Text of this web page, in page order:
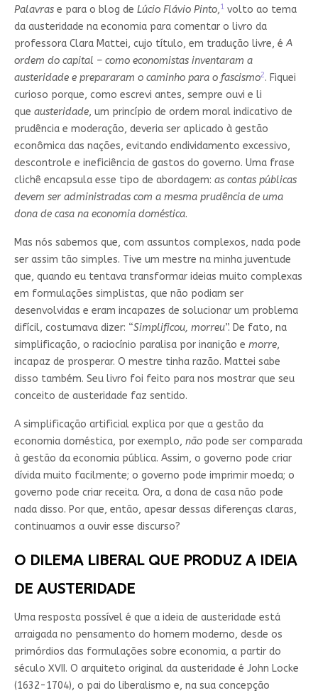
Palavrase para o blog de Lúcio Flávio Pinto,1volto ao tema
da austeridade na economia para comentar o livro da
professora Clara Mattei, cujo título, em tradução livre, éA
ordem do capital – como economistas inventaram a
austeridade e prepararam o caminho para o fascismo2. Fiquei
curioso porque, como escrevi antes, sempre ouvi e li
que austeridade, um princípio de ordem moral indicativo de
prudência e moderação, deveria ser aplicado à gestão
econômica das nações, evitando endividamento excessivo,
descontrole e ineficiência de gastos do governo. Uma frase
clichê encapsula esse tipo de abordagem: as contas públicas
devem ser administradas com a mesma prudência de uma
dona de casa na economia doméstica.
Mas nós sabemos que, com assuntos complexos, nada pode
ser assim tão simples. Tive um mestre na minha juventude
que, quando eu tentava transformar ideias muito complexas
em formulações simplistas, que não podiam ser
desenvolvidas e eram incapazes de solucionar um problema
difícil, costumava dizer: “Simplificou, morreu”. De fato, na
simplificação, o raciocínio paralisa por inanição e morre,
incapaz de prosperar. O mestre tinha razão. Mattei sabe
disso também. Seu livro foi feito para nos mostrar que seu
conceito de austeridade faz sentido.
A simplificação artificial explica por que a gestão da
economia doméstica, por exemplo, nãopode ser comparada
à gestão da economia pública. Assim, o governo pode criar
dívida muito facilmente; o governo pode imprimir moeda; o
governo pode criar receita. Ora, a dona de casa não pode
nada disso. Por que, então, apesar dessas diferenças claras,
continuamos a ouvir esse discurso?
O DILEMA LIBERAL QUE PRODUZ A IDEIA
DE AUSTERIDADE
Uma resposta possível é que a ideia de austeridade está
arraigada no pensamento do homem moderno, desde os
primórdios das formulações sobre economia, a partir do
século XVII. O arquiteto original da austeridade é John Locke
(1632-1704), o pai do liberalismo e, na sua concepção